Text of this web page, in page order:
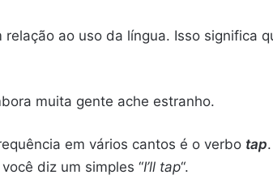
ao uso da língua. Isso significa
muita gente ache estranho.
em vários cantos é o verbo tap
você diz um simples “I’ll tap“.